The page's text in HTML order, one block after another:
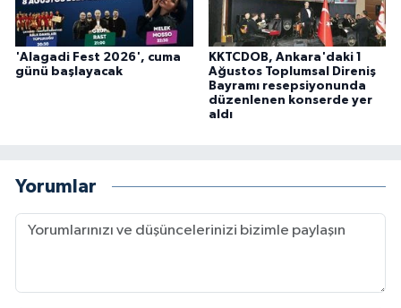
'Alagadi Fest 2026', cuma
günü başlayacak
KKTCDOB, Ankara'daki 1
Ağustos Toplumsal Direniş
Bayramı resepsiyonunda
düzenlenen konserde yer
aldı
Yorumlar